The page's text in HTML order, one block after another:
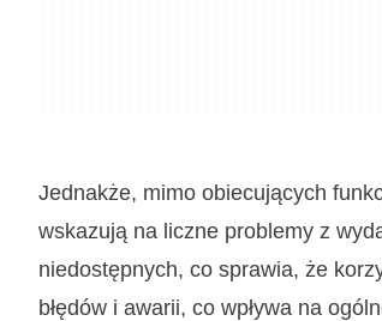
Jednakże, mimo obiecujących
wskazują na liczne problemy z
niedostępnych, co sprawia, że
błędów i awarii, co wpływa na